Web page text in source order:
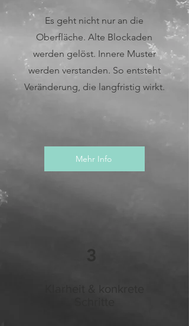
Es geht nicht nur an die
Oberfläche. Alte Blockaden
werden gelöst. Innere Muster
werden verstanden. So entsteht
Veränderung, die langfristig wirkt.
Mehr Info